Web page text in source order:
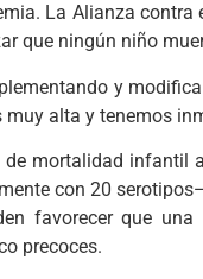
La Alianza contra
que ningún niño
y
muy alta y tenemos
mortalidad infantil
con 20
favorecer que
precoces.